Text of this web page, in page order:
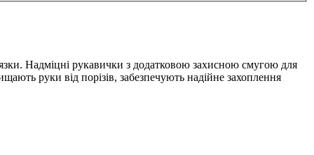
Надміцні рукавички з додатковою захисною смугою для
руки від порізів, забезпечують надійне захоплення